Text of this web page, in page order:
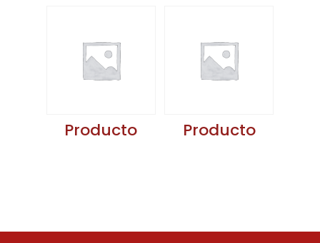
Producto Producto